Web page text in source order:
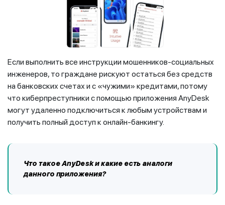
Если выполнить все инструкции мошенников-социальных
инженеров, то граждане рискуют остаться без средств
на банковских счетах и с «чужими» кредитами, потому
что киберпреступники с помощью приложения AnyDesk
могут удаленно подключиться к любым устройствам и
получить полный доступ к онлайн-банкингу.
Что такое AnyDesk и какие есть аналоги
данного приложения?